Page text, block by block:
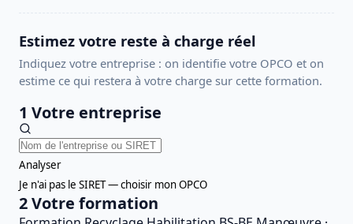
Estimez votre reste à charge réel
Indiquez votre entreprise : on identifie votre OPCO et on
estime ce qui restera à votre charge sur cette formation.
1 Votre entreprise
Analyser
Je n'ai pas le SIRET — choisir mon OPCO
2Votre formation